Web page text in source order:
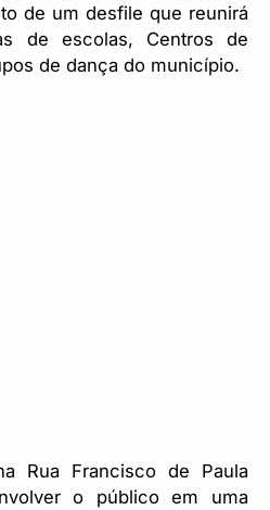
de um desfile que reunirá
de escolas, Centros de
de dança do município.
Rua Francisco de Paula
o público em uma